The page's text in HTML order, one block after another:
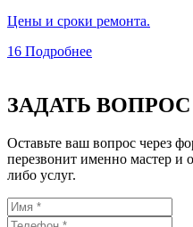
Цены и сроки ремонта.
16 Подробнее
ЗАДАТЬ
Оставьте ваш вопрос через
перезвонит именно мастер и
либо услуг.